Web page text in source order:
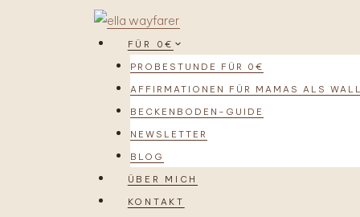
FÜR 0€
PROBESTUNDE FÜR 0€
AFFIRMATIONEN FÜR MAMAS ALS
BECKENBODEN-GUIDE
NEWSLETTER
BLOG
ÜBER MICH
KONTAKT